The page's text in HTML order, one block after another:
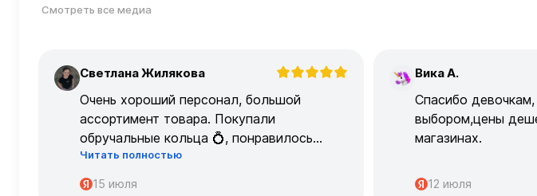
Смотреть все медиа
С Светлана Жилякова
Очень хороший персонал, большой
ассортимент товара. Покупали
обручальные кольца 💍, понравилось
очень
Читать полностью
15 июля
В Вика А.
Спасибо
выбором,цены
магазинах.
12 июля